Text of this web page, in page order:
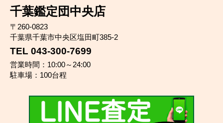
千葉鑑定団中央店
〒260-0823
千葉県千葉市中央区塩田町385-2
TEL 043-300-7699
営業時間：10:00～24:00
駐車場：100台程